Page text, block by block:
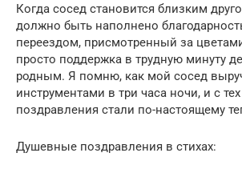
Когда сосед становится близким
должно быть наполнено
переездом, присмотренный за
просто поддержка в трудную минуту
родным. Я помню, как мой сосед
инструментами в три часа ночи, и с
поздравления стали по-настоящему
Душевные поздравления в стихах: